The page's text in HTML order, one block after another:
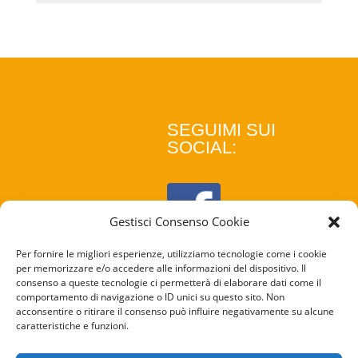
Gestisci Consenso Cookie
Per fornire le migliori esperienze, utilizziamo tecnologie come i cookie
per memorizzare e/o accedere alle informazioni del dispositivo. Il
consenso a queste tecnologie ci permetterà di elaborare dati come il
comportamento di navigazione o ID unici su questo sito. Non
acconsentire o ritirare il consenso può influire negativamente su alcune
caratteristiche e funzioni.
SEGUIMI SUI
SOCIAL:
COOKIE